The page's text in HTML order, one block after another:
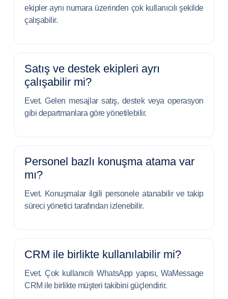
ekipler aynı numara üzerinden çok kullanıcılı şekilde
çalışabilir.
Satış ve destek ekipleri ayrı
çalışabilir mi?
Evet. Gelen mesajlar satış, destek veya operasyon
gibi departmanlara göre yönetilebilir.
Personel bazlı konuşma atama var
mı?
Evet. Konuşmalar ilgili personele atanabilir ve takip
süreci yönetici tarafından izlenebilir.
CRM ile birlikte kullanılabilir mi?
Evet. Çok kullanıcılı WhatsApp yapısı, WaMessage
CRM ile birlikte müşteri takibini güçlendirir.